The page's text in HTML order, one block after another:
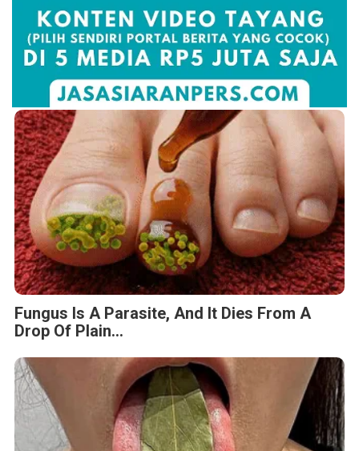
Fungus Is A Parasite, And It Dies From A
Drop Of Plain...